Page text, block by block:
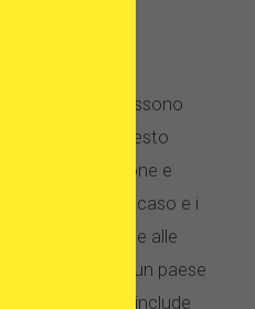
di adozione possono
di euro. Questo
di adozione e
la gestione del caso e i
si riferisce alle
un bambino da un paese
in quanto include